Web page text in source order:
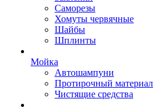
Саморезы
Хомуты червячные
Шайбы
Шплинты
Мойка
Автошампуни
Протирочный материал
Чистящие средства